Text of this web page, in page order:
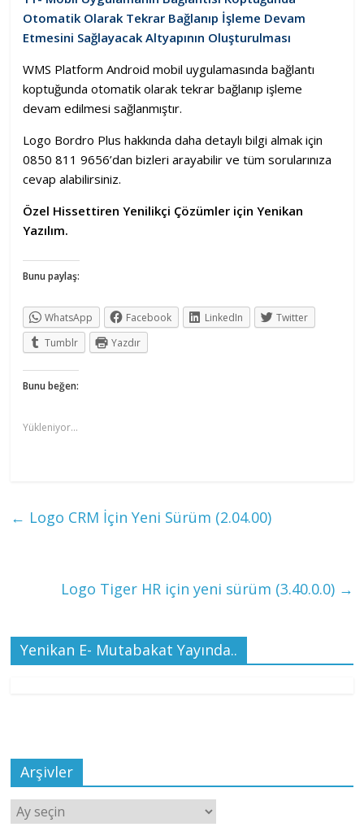
Otomatik Olarak Tekrar Bağlanıp İşleme Devam
Etmesini Sağlayacak Altyapının Oluşturulması
WMS Platform Android mobil uygulamasında bağlantı
koptuğunda otomatik olarak tekrar bağlanıp işleme
devam edilmesi sağlanmıştır.
Logo Bordro Plus hakkında daha detaylı bilgi almak için
0850 811 9656’dan bizleri arayabilir ve tüm sorularınıza
cevap alabilirsiniz.
Özel Hissettiren Yenilikçi Çözümler için Yenikan
Yazılım.
Bunu paylaş:
WhatsApp Facebook LinkedIn
Twitter
Tumblr
Yazdır
Bunu beğen:
Yükleniyor...
← Logo CRM İçin Yeni Sürüm (2.04.00)
Logo Tiger HR için yeni sürüm (3.40.0.0) →
Yenikan E- Mutabakat Yayında..
Arşivler